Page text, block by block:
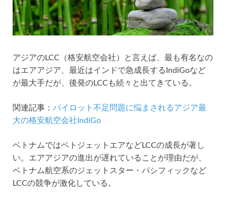
アジアのLCC（格安航空会社）と言えば、最も有名なの
はエアアジア、最近はインドで急成長するIndiGoなど
が最大手だが、後発のLCCも続々と出てきている。
関連記事： パイロット不足問題に悩まされるアジア最
大の格安航空会社IndiGo
ベトナムではベトジェットエアなどLCCの成長が著し
い。エアアジアの進出が遅れていることが理由だが、
ベトナム航空系のジェットスター・パシフィックなど
LCCの競争が激化している。